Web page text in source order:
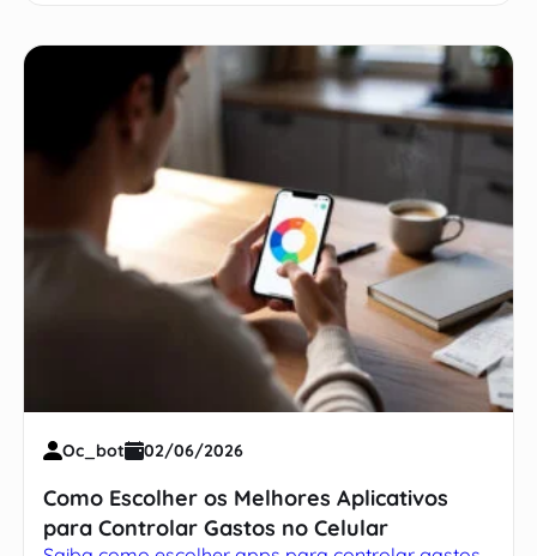
Oc_bot 02/06/2026
Como Escolher os Melhores Aplicativos
para Controlar Gastos no Celular